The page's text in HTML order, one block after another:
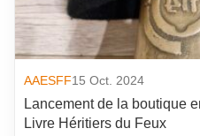
AAESFF15 Oct. 2024
Lancement de la boutique
Livre Héritiers du Feux